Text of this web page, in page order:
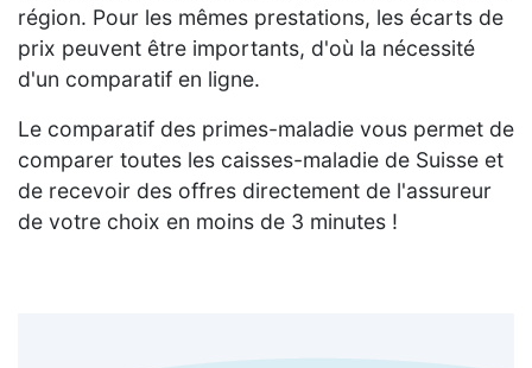
région. Pour les mêmes prestations, les écarts de
prix peuvent être importants, d'où la nécessité
d'un comparatif en ligne.
Le comparatif des primes-maladie vous permet de
comparer toutes les caisses-maladie de Suisse et
de recevoir des offres directement de l'assureur
de votre choix en moins de 3 minutes !